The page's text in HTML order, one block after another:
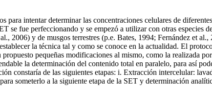
para intentar determinar las concentraciones celulares de
se fue perfeccionando y se empezó a utilizar con otras
2006) y de musgos terrestres (p.e. Bates, 1994; Fernández et
la técnica tal y como se conoce en la actualidad. El
propuesto pequeñas modificaciones al mismo, como la realizada
la determinación del contenido total en paralelo, para así
constaría de las siguientes etapas: i. Extracción intercelular:
someterlo a la siguiente etapa de la SET y determinación